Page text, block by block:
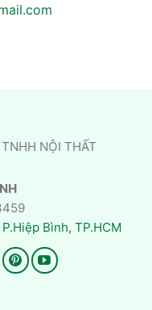
NỘI THẤT
Bình, TP.HCM